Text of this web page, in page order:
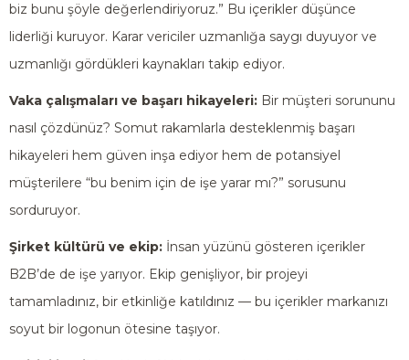
biz bunu şöyle değerlendiriyoruz.” Bu içerikler düşünce
liderliği kuruyor. Karar vericiler uzmanlığa saygı duyuyor ve
uzmanlığı gördükleri kaynakları takip ediyor.
Vaka çalışmaları ve başarı hikayeleri: Bir müşteri sorununu
nasıl çözdünüz? Somut rakamlarla desteklenmiş başarı
hikayeleri hem güven inşa ediyor hem de potansiyel
müşterilere “bu benim için de işe yarar mı?” sorusunu
sorduruyor.
Şirket kültürü ve ekip: İnsan yüzünü gösteren içerikler
B2B’de de işe yarıyor. Ekip genişliyor, bir projeyi
tamamladınız, bir etkinliğe katıldınız — bu içerikler markanızı
soyut bir logonun ötesine taşıyor.